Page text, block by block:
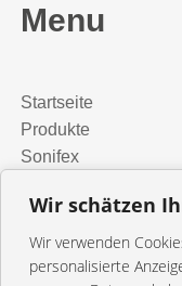
Wir schätzen
Wir verwenden
personalisierte
Menu
Startseite
Produkte
Sonifex
Presse
orangetec
Kontakt